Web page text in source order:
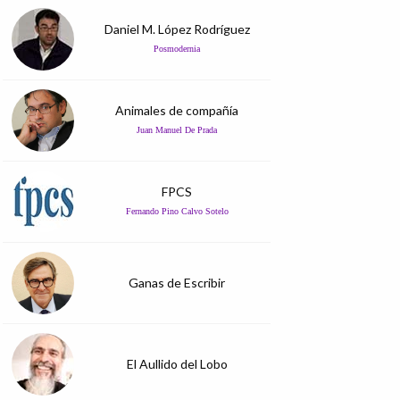
Daniel M. López Rodríguez
Posmodernia
Animales de compañía
Juan Manuel De Prada
FPCS
Fernando Pino Calvo Sotelo
Ganas de Escribir
El Aullido del Lobo